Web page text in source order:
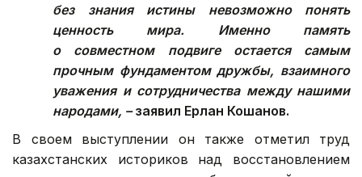
без знания истины невозможно понять
ценность мира. Именно память
о совместном подвиге остается самым
прочным фундаментом дружбы, взаимного
уважения и сотрудничества между нашими
народами, –заявил Ерлан Кошанов.
В своем выступлении он также отметил труд
казахстанских историков над восстановлением